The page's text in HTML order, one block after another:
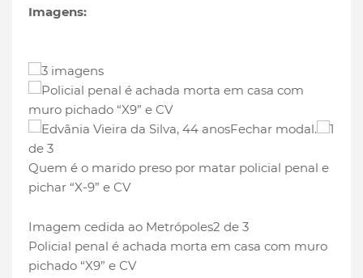
Imagens:
3 imagens
Fechar modal.
1
de 3
Quem é o marido preso por matar policial penal e
pichar “X-9” e CV
Imagem cedida ao Metrópoles2 de 3
Policial penal é achada morta em casa com muro
pichado “X9” e CV